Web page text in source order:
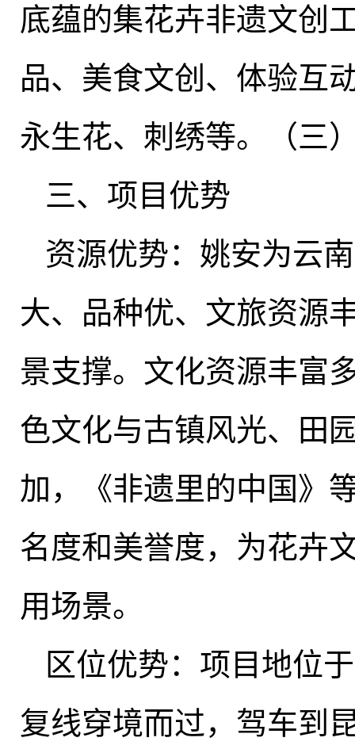
底蕴的集花卉非遗文创
品、美食文创、体验互
永生花、刺绣等。（三
三、项目优势
资源优势：姚安为云
大、品种优、文旅资源
景支撑。 文化资源丰富
色文化与古镇风光、田
加 ，
《非遗里的中国》
名度和美誉度，为花卉
用场景。
区位优势：项目地位
复线穿境而过，驾车到